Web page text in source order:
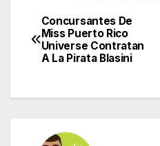
Navegación
de
Concursantes De
Miss Puerto Rico
Universe Contratan
A La Pirata Blasini